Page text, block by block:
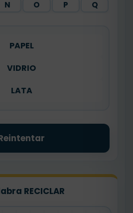
N O P Q
PAPEL
VIDRIO
LATA
RECICLAR